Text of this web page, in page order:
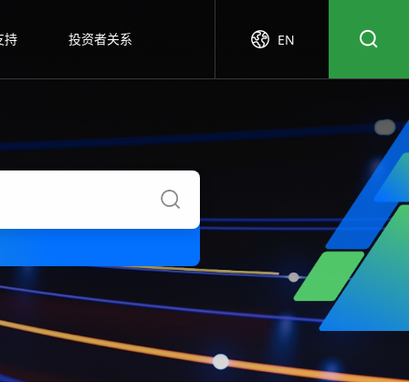
持 投资者关系 EN